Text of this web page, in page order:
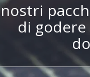
nostri
di